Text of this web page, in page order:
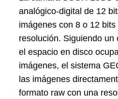
analógico-digital de 12
imágenes con 8 o 12
resolución. Siguiendo un
el espacio en disco
imágenes, el sistema
las imágenes
formato raw con una